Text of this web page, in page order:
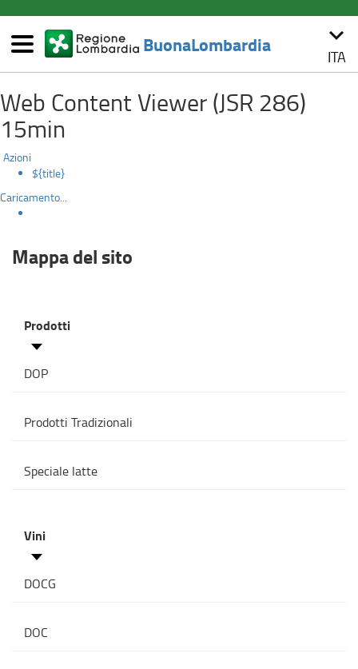
al
contenuto
principale
Mappa
del
sito
Menù
esterno,
si
apre
una
BuonaLombardia keyboard_arrow_down
ITA
Web Content Viewer (JSR 286)
15min
Azioni
${title}
Caricamento...
Mappa del sito
Prodotti
DOP
Prodotti Tradizionali
Speciale latte
Vini
DOCG
DOC